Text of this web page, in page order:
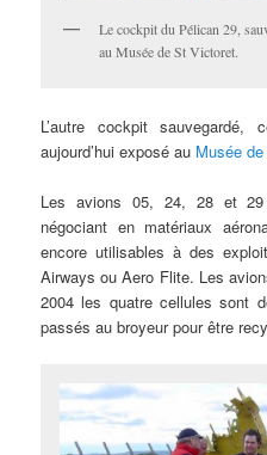
Le cockpit du Pélican 29,
au Musée de St Victoret.
L’autre cockpit
aujourd’hui exposé au Musée
Les avions 05, 24, 28 et
négociant en matériaux
encore utilisables à des
Airways ou Aero Flite. Les
2004 les quatre cellules sont
passés au broyeur pour être